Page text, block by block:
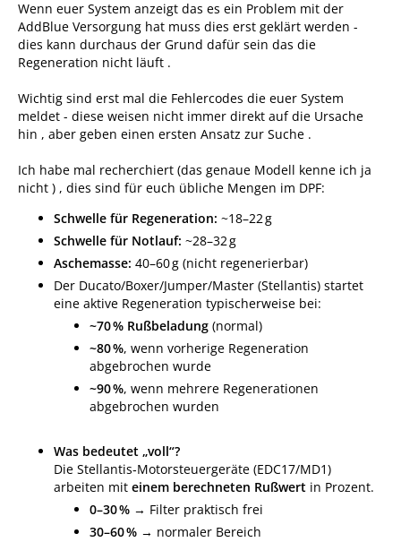
Wenn euer System anzeigt das es ein Problem mit der
AddBlue Versorgung hat muss dies erst geklärt werden -
dies kann durchaus der Grund dafür sein das die
Regeneration nicht läuft .
Wichtig sind erst mal die Fehlercodes die euer System
meldet - diese weisen nicht immer direkt auf die Ursache
hin , aber geben einen ersten Ansatz zur Suche .
Ich habe mal recherchiert (das genaue Modell kenne ich ja
nicht ) , dies sind für euch übliche Mengen im DPF:
Schwelle für Regeneration: ~18–22 g
Schwelle für Notlauf: ~28–32 g
Aschemasse: 40–60 g (nicht regenerierbar)
Der Ducato/Boxer/Jumper/Master (Stellantis) startet
eine aktive Regeneration typischerweise bei:
~70 % Rußbeladung (normal)
~80 %, wenn vorherige Regeneration
abgebrochen wurde
~90 %, wenn mehrere Regenerationen
abgebrochen wurden
Was bedeutet „voll“?
Die Stellantis‑Motorsteuergeräte (EDC17/MD1)
arbeiten mit einem berechneten Rußwert in Prozent.
0–30 % → Filter praktisch frei
30–60 % → normaler Bereich